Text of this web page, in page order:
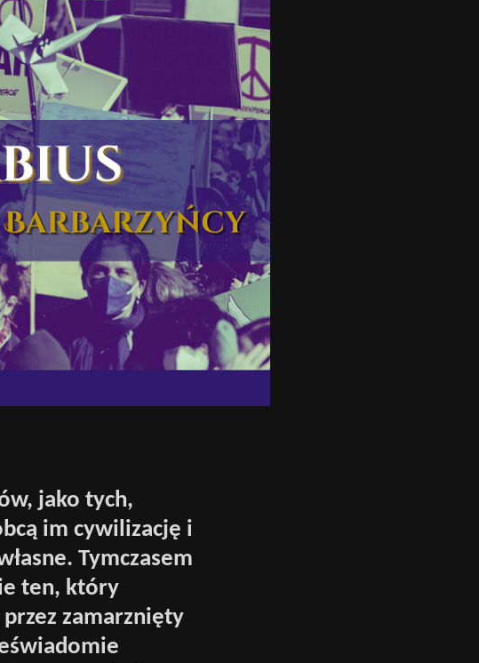
jako tych,
im cywilizację i
Tymczasem
ten, który
zamarznięty